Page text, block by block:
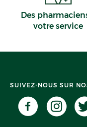
Des
votre service
SUIVEZ-NOUS SUR